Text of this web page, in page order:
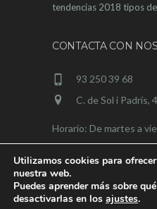
tendencias 2018 tipos
CONTACTA CON
93 250 39 68
C. de Sol i Padrís,
Horario: De martes a
sábados de 9 a 15h
Utilizamos cookies para
nuestra web.
Puedes aprender más sobre
desactivarlas en los ajustes.